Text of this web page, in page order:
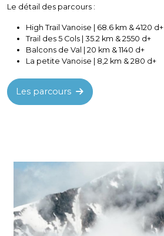
Le détail des parcours :
High Trail Vanoise | 68.6 km & 4120 d+
Trail des 5 Cols | 35.2 km & 2550 d+
Balcons de Val | 20 km & 1140 d+
La petite Vanoise | 8,2 km & 280 d+
Les parcours